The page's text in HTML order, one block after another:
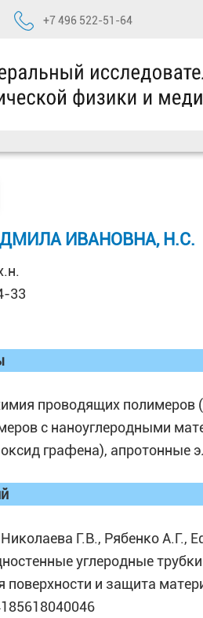
+7 496 522-51-64
ИВАНОВНА, Н.С.
33
проводящих полимеров
с наноуглеродными
графена), апротонные
Г.В., Рябенко А.Г.,
углеродные
и защита